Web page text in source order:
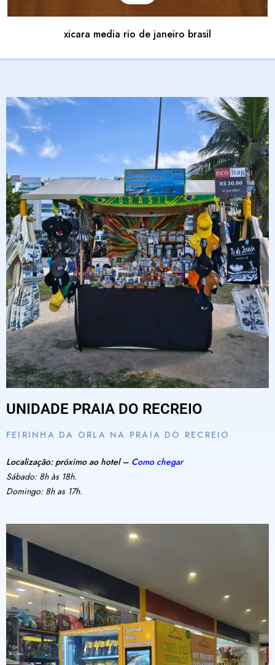
xicara media rio de janeiro brasil
UNIDADE PRAIA DO RECREIO
FEIRINHA DA ORLA NA PRAIA DO RECREIO
Localização: próximo ao hotel – Como chegar
Sábado: 8h às 18h.
Domingo: 8h as 17h.